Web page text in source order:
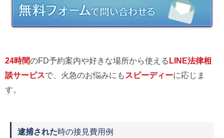
24時間のFD予約案内や好きな場所から使えるLINE法律相
談サービスで、火急のお悩みにも スピーディーに応じま
す。
逮捕された時の接見費用例